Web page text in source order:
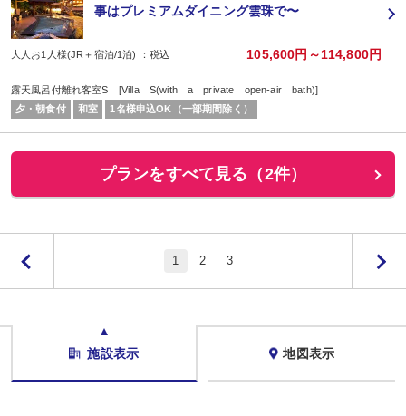
事はプレミアムダイニング雲珠で〜
大人お1人様(JR＋宿泊/1泊) ：税込 105,600円～114,800円
露天風呂付離れ客室S [Villa S(with a private open-air bath)]
夕・朝食付
和室 1名様申込OK（一部期間除く）
プランをすべて見る（2件）
1 2 3
施設表示 地図表示